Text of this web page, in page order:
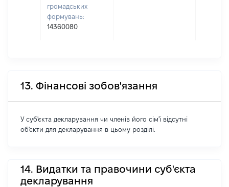
громадських
формувань:
14360080
13. Фінансові зобов'язання
У суб'єкта декларування чи членів його сім'ї відсутні
об'єкти для декларування в цьому розділі.
14. Видатки та правочини суб'єкта
декларування